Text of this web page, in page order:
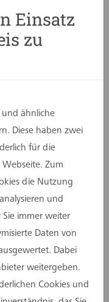
Gebäude ersetzt
verteilte
Anlaufstelle
wäre. Auch
–
langfristig
auf zwei
Orientierung
Bauweise:
Einsatz
zu
und ähnliche
Diese haben zwei
für die
Zum
die Nutzung
und
immer weiter
Daten von
Dabei
weitergeben.
Cookies und